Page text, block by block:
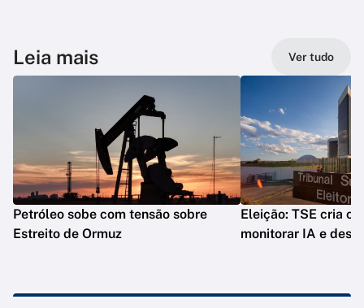
Leia mais Ver tudo
Petróleo sobe com tensão sobre
Estreito de Ormuz
Eleição: TSE cria
monitorar IA e